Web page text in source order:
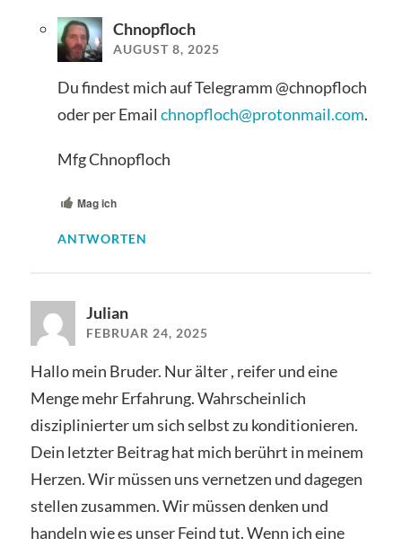
Chnopfloch
AUGUST 8, 2025
Du findest mich auf Telegramm @chnopfloch
oder per Emailchnopfloch@protonmail.com.
Mfg Chnopfloch
Mag ich
ANTWORTEN
Julian
FEBRUAR 24, 2025
Hallo mein Bruder. Nur älter , reifer und eine
Menge mehr Erfahrung. Wahrscheinlich
disziplinierter um sich selbst zu konditionieren.
Dein letzter Beitrag hat mich berührt in meinem
Herzen. Wir müssen uns vernetzen und dagegen
stellen zusammen. Wir müssen denken und
handeln wie es unser Feind tut. Wenn ich eine